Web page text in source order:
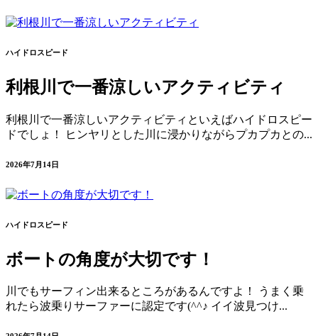
ハイドロスピード
利根川で一番涼しいアクティビティ
利根川で一番涼しいアクティビティといえばハイドロスピー
ドでしょ！ ヒンヤリとした川に浸かりながらプカプカとの...
2026年7月14日
ハイドロスピード
ボートの角度が大切です！
川でもサーフィン出来るところがあるんですよ！ うまく乗
れたら波乗りサーファーに認定です(^^♪ イイ波見つけ...